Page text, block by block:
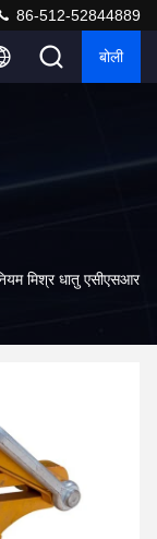
86-512-52844889
बोली
मिश्र धातु एसीएसआर